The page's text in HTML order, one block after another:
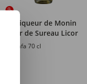
La Liqueur de Monin
Fleur de Sureau Licor
garrafa 70 cl